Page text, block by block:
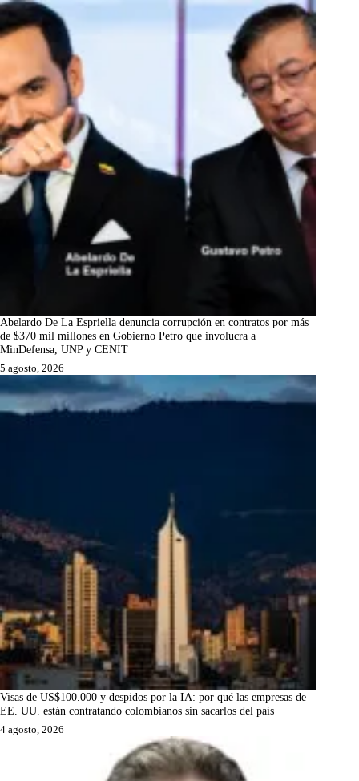
Abelardo De La Espriella denuncia corrupción en contratos por más
de $370 mil millones en Gobierno Petro que involucra a
MinDefensa, UNP y CENIT
5 agosto, 2026
Visas de US$100.000 y despidos por la IA: por qué las empresas de
EE. UU. están contratando colombianos sin sacarlos del país
4 agosto, 2026